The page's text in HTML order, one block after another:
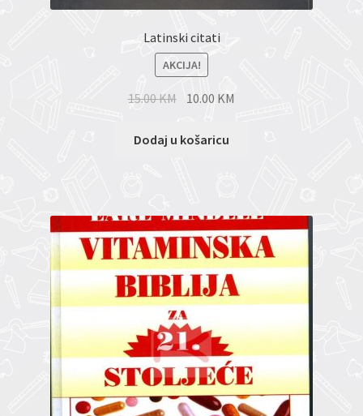
Latinski citati
AKCIJA!
15.00KM 10.00 KM
Dodaj u košaricu